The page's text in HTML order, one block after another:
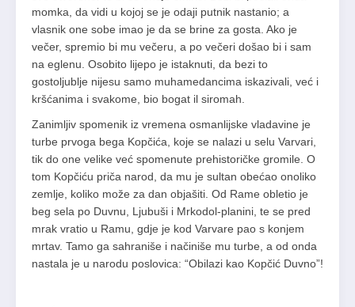
momka, da vidi u kojoj se je odaji putnik nastanio; a
vlasnik one sobe imao je da se brine za gosta. Ako je
večer, spremio bi mu večeru, a po večeri došao bi i sam
na eglenu. Osobito lijepo je istaknuti, da bezi to
gostoljublje nijesu samo muhamedancima iskazivali, već i
kršćanima i svakome, bio bogat il siromah.
Zanimljiv spomenik iz vremena osmanlijske vladavine je
turbe prvoga bega Kopčića, koje se nalazi u selu Varvari,
tik do one velike već spomenute prehistoričke gromile. O
tom Kopčiću priča narod, da mu je sultan obećao onoliko
zemlje, koliko može za dan objašiti. Od Rame obletio je
beg sela po Duvnu, Ljubuši i Mrkodol-planini, te se pred
mrak vratio u Ramu, gdje je kod Varvare pao s konjem
mrtav. Tamo ga sahraniše i načiniše mu turbe, a od onda
nastala je u narodu poslovica: “Obilazi kao Kopčić Duvno”!